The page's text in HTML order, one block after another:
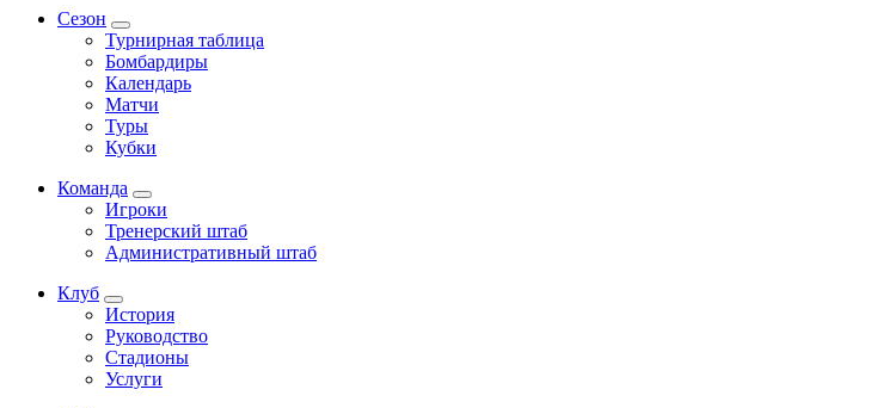
Сезон
Турнирная таблица
Бомбардиры
Календарь
Матчи
Туры
Кубки
Команда
Игроки
Тренерский штаб
Административный штаб
Клуб
История
Руководство
Стадионы
Услуги